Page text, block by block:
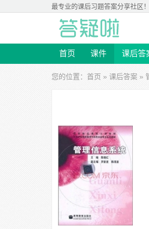
最专业的课后习题答案分享社区！
首页 课件 课后答
您的位置： 首页 » 课后答案 »